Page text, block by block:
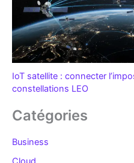
IoT satellite : connecter
constellations LEO
Catégories
Business